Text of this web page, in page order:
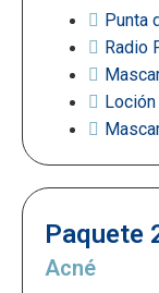
Punta
Radio
Paquete
Acné